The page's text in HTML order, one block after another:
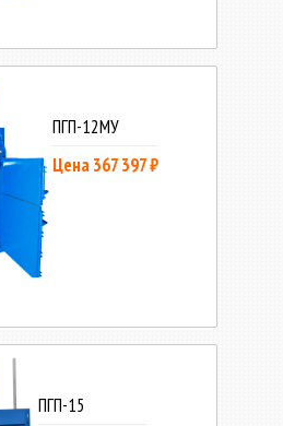
ПГП-12МУ
Цена 367 397 ₽
ПГП-15